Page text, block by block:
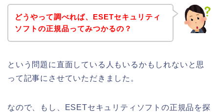
どうやって調べれば、ESETセキュリティ
ソフトの正規品ってみつかるの？
という問題に直面している人もいるかもしれないと思
って記事にさせていただきました。
なので、もし、ESETセキュリティソフトの正規品を探